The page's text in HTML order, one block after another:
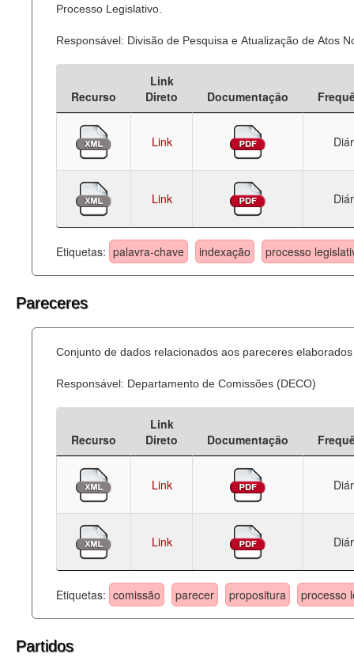
Processo Legislativo.
Responsável: Divisão de Pesquisa e Atualização de Atos
Recurso
Link
Direto
Documentação
Link
Link
Etiquetas: palavra-chave indexação processo
Pareceres
Conjunto de dados relacionados aos pareceres
Responsável: Departamento de Comissões (DECO)
Recurso
Link
Direto
Documentação
Link
Link
Etiquetas: comissão parecer propositura processo
Partidos